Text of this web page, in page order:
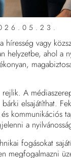
híresség vagy
helyzetbe, ahol a
A
elsajátíthat.
kommunikációs
a
fogásokat
megfogalmazni